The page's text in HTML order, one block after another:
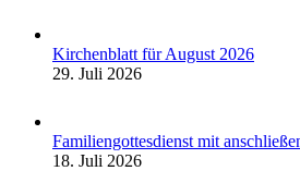
Kirchenblatt für August 2026
29. Juli 2026
Familiengottesdienst mit
18. Juli 2026